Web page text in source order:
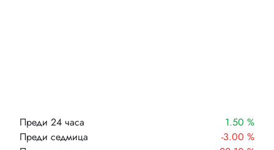
Преди 24 часа
1.50 %
Преди седмица
-3.00 %